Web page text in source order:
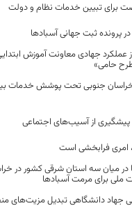
برای تبیین خدمات نظام و دولت
پرونده ثبت جهانی آسبادها
عملکرد جهادی معاونت آموزش
در خراسان جنوبی تحت پوشش خدمات
پیشگیری از آسیب‌های اجتماعی
امری فرابخشی است
در میان سه استان شرقی کشور در
ملی برای مرمت آسبادها
جهاد دانشگاهی تبدیل مزیت‌های